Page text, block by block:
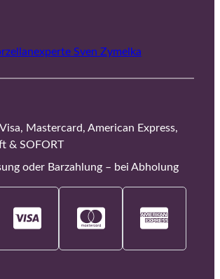
Sven Zymelka
Mastercard, American Express,
& SOFORT
oder Barzahlung – bei Abholung